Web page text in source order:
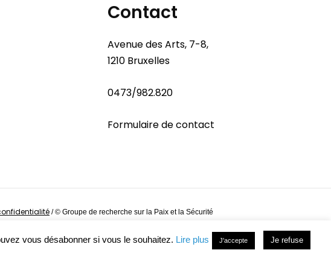
Contact
Avenue des Arts, 7-8,
1210 Bruxelles
0473/982.820
Formulaire de contact
/© Groupe de recherche sur la Paix et la Sécurité
vous désabonner si vous le souhaitez. Lire plus J'accepte Je refuse